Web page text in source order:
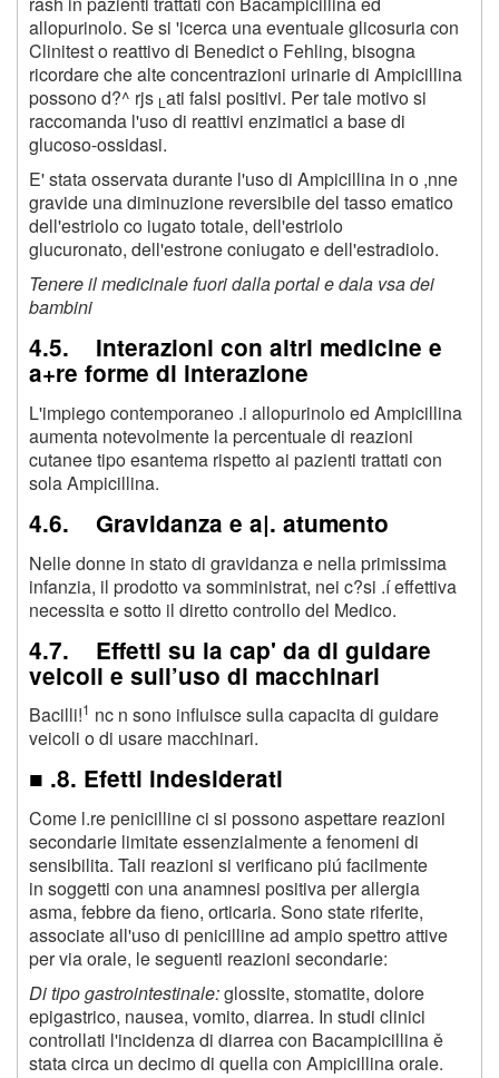
allopurinolo. Se si 'icerca una eventuale glicosuria con
Clinitest o reattivo di Benedict o Fehling, bisogna
ricordare che alte concentrazioni urinarie di Ampicillina
possono d?^ rjs L ati falsi positivi. Per tale motivo si
raccomanda l'uso di reattivi enzimatici a base di
glucoso-ossidasi.
E' stata osservata durante l'uso di Ampicillina in o ,nne
gravide una diminuzione reversibile del tasso ematico
dell'estriolo co iugato totale, dell'estriolo
glucuronato, dell'estrone coniugato e dell'estradiolo.
Tenere il medicinale fuori dalla portal e dala vsa dei
bambini
4.5. Interazioni con altri medicine e
a+re forme di interazione
L'impiego contemporaneo .i allopurinolo ed Ampicillina
aumenta notevolmente la percentuale di reazioni
cutanee tipo esantema rispetto ai pazienti trattati con
sola Ampicillina.
4.6. Gravidanza e a|. atumento
Nelle donne in stato di gravidanza e nella primissima
infanzia, il prodotto va somministrat, nei c?si .í effettiva
necessita e sotto il diretto controllo del Medico.
4.7. Effetti su la cap' da di guidare
veicoli e sull’uso di macchinari
Bacilli!1 nc n sono influisce sulla capacita di guidare
veicoli o di usare macchinari.
■ .8. Efetti indesiderati
Come l.re penicilline ci si possono aspettare reazioni
secondarie limitate essenzialmente a fenomeni di
sensibilita. Tali reazioni si verificano piú facilmente
in soggetti con una anamnesi positiva per allergia
asma, febbre da fieno, orticaria. Sono state riferite,
associate all'uso di penicilline ad ampio spettro attive
per via orale, le seguenti reazioni secondarie:
Di tipo gastrointestinale:glossite, stomatite, dolore
epigastrico, nausea, vomito, diarrea. In studi clinici
controllati l'incidenza di diarrea con Bacampicillina ě
stata circa un decimo di quella con Ampicillina orale.